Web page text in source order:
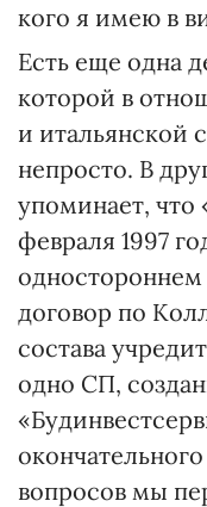
кого я имею в
Есть еще одна
которой в
и итальянской
непросто. В
упоминает,
февраля 1997
договор по
состава
одно СП,
вопросов мы